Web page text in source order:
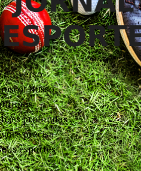
universo
Nosso
profundas
precisa
esportes